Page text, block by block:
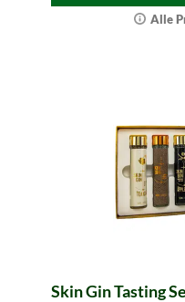
Alle
Skin Gin Tasting